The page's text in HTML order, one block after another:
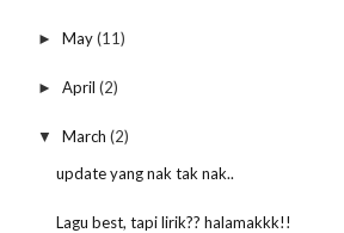
► May(11)
► April (2)
▼ March (2)
update yang nak tak nak..
Lagu best, tapi lirik?? halamakkk!!